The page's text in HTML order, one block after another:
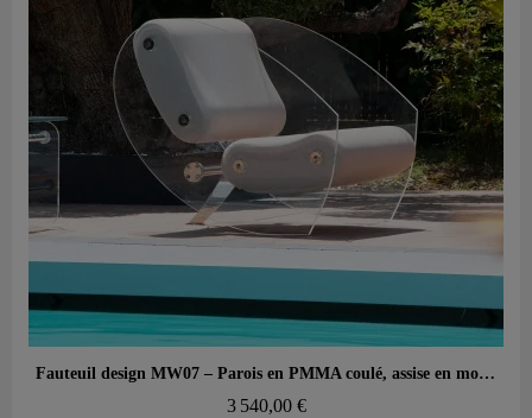
Aperçu rapide Fauteuil design MW07 – Parois en PMMA coulé, assise en mousse alvéolaire
3 540,00 €